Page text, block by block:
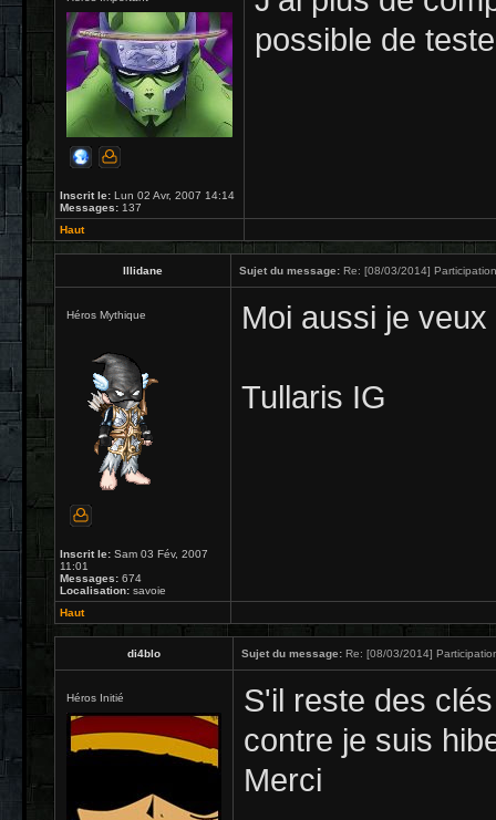
Inscrit le: Lun 02 Avr, 2007 14:14
Messages: 137
possible de
Haut
Illidane Sujet du message: Re: [08/03/2014]
Héros Mythique
Inscrit le: Sam 03 Fév, 2007
11:01
Messages: 674
Localisation: savoie
Moi aussi je
Tullaris IG
Haut
di4blo Sujet du message: Re: [08/03/2014]
Héros Initié
S'il reste des
contre je suis
Merci